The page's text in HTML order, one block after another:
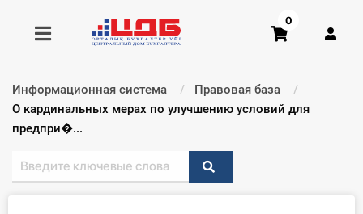
Получить консультацию
Главная ИС
0
Информационная система
Правовая база
Текущий:
О кардинальных мерах по улучшению условий для
предпри�...